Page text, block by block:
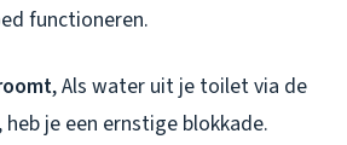
functioneren.
, Als water uit je toilet via de
je een ernstige blokkade.